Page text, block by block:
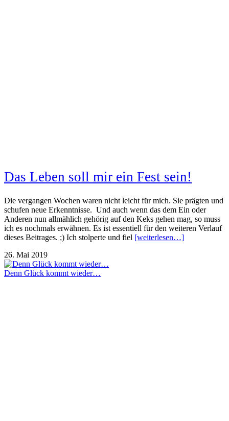
Das Leben soll mir ein Fest sein!
Die vergangen Wochen waren nicht leicht für mich. Sie prägten und
schufen neue Erkenntnisse. Und auch wenn das dem Ein oder
Anderen nun allmählich gehörig auf den Keks gehen mag, so muss
ich es nochmals erwähnen. Es ist essentiell für den weiteren Verlauf
dieses Beitrages. ;) Ich stolperte und fiel [weiterlesen…]
26. Mai 2019
Denn Glück kommt wieder…